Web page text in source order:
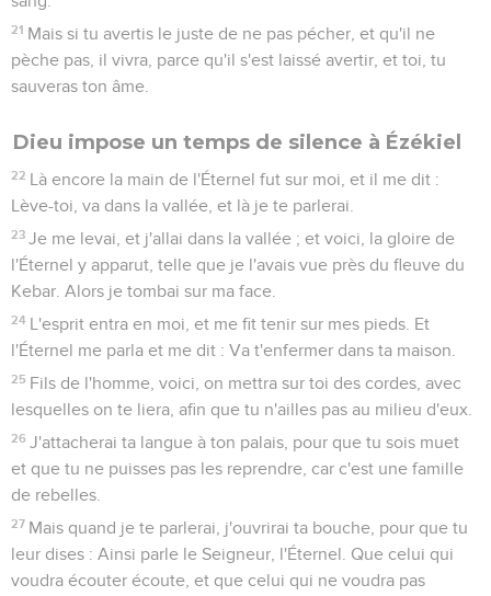
21 Mais si tu avertis le juste de ne pas pécher, et qu'il ne
pèche pas, il vivra, parce qu'il s'est laissé avertir, et toi, tu
sauveras ton âme.
Dieu impose un temps de silence à Ézékiel
22 Là encore la main de l'Éternel fut sur moi, et il me dit :
Lève-toi, va dans la vallée, et là je te parlerai.
23 Je me levai, et j'allai dans la vallée ; et voici, la gloire de
l'Éternel y apparut, telle que je l'avais vue près du fleuve du
Kebar. Alors je tombai sur ma face.
24 L'esprit entra en moi, et me fit tenir sur mes pieds. Et
l'Éternel me parla et me dit : Va t'enfermer dans ta maison.
25 Fils de l'homme, voici, on mettra sur toi des cordes, avec
lesquelles on te liera, afin que tu n'ailles pas au milieu d'eux.
26 J'attacherai ta langue à ton palais, pour que tu sois muet
et que tu ne puisses pas les reprendre, car c'est une famille
de rebelles.
27 Mais quand je te parlerai, j'ouvrirai ta bouche, pour que tu
leur dises : Ainsi parle le Seigneur, l'Éternel. Que celui qui
voudra écouter écoute, et que celui qui ne voudra pas